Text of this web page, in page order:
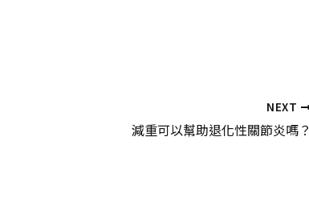
NEXT
減重可以幫助退化性關節炎嗎？